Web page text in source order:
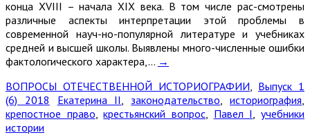
конца XVIII – начала XIX века. В том числе рас-смотрены
различные аспекты интерпретации этой проблемы в
современной науч-но-популярной литературе и учебниках
средней и высшей школы. Выявлены много-численные ошибки
фактологического характера,… →
ВОПРОСЫ ОТЕЧЕСТВЕННОЙ ИСТОРИОГРАФИИ
Выпуск 1
(6) 2018
Екатерина II законодательство ,историография
крепостное право ,крестьянский вопрос Павел I ,учебники
истории